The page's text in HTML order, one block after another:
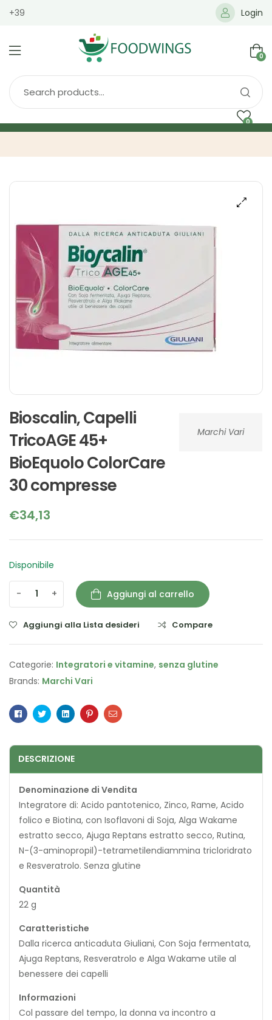
+39 Login
0
0
Marchi Vari
Bioscalin, Capelli
TricoAGE 45+
BioEquolo ColorCare
30 compresse
€34,13
Disponibile
- + Aggiungi al carrello
Aggiungi alla Lista desideri Compare
Categorie: Integratori e vitamine, senza glutine
Brands: Marchi Vari
Facebook
TwitterLinkedinPinterestEmail
DESCRIZIONE
Denominazione di Vendita
Integratore di: Acido pantotenico, Zinco, Rame, Acido
folico e Biotina, con Isoflavoni di Soja, Alga Wakame
estratto secco, Ajuga Reptans estratto secco, Rutina,
N-(3-aminopropil)-tetrametilendiammina tricloridrato
e Resveratrolo. Senza glutine
Quantità
22 g
Caratteristiche
Dalla ricerca anticaduta Giuliani, Con Soja fermentata,
Ajuga Reptans, Resveratrolo e Alga Wakame utile al
benessere dei capelli
Informazioni
Col passare del tempo, la donna va incontro a